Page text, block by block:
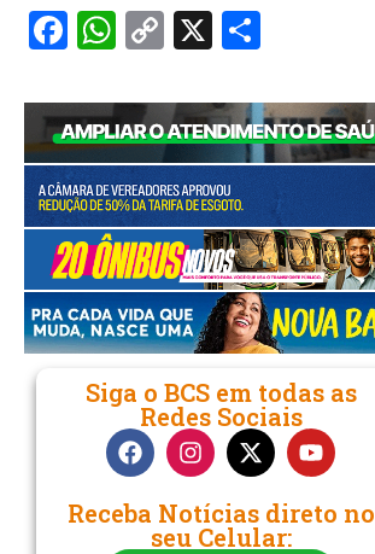
Facebook
WhatsApp
Copy
X
Siga o BCS em todas as
Redes Sociais
Receba Notícias direto no
seu Celular: